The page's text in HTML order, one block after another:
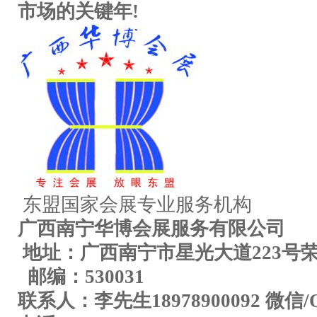
市场的关键年!
东盟国家会展专业服务机构
广西南宁华博会展服务有限公司
地址：广西南宁市星光大道223号
邮编：530031
联系人：李先生18978900092 微信/